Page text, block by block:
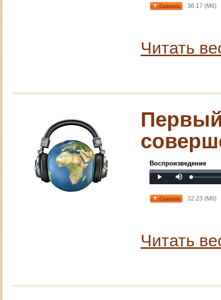
Скачать 36.17 (Мб)
Читать
Воспроизведение
Play Loaded:
0%
Progress:
Скачать 32.23 (Мб)
Читать